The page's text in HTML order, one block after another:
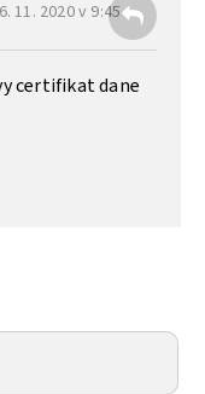
6. 11. 2020 v 9:45
certifikat dane